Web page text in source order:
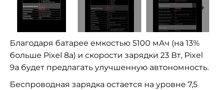
Благодаря батарее емкостью 5100 мАч (на 13%
больше Pixel 8a) и скорости зарядки 23 Вт, Pixel
9a будет предлагать улучшенную автономность.
Беспроводная зарядка остается на уровне 7,5